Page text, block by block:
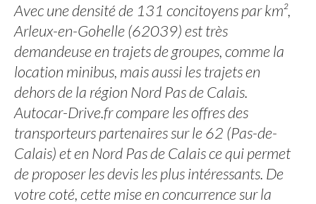
Avec une densité de 131 concitoyens par km²,
Arleux-en-Gohelle (62039) est très
demandeuse en trajets de groupes, comme la
location minibus, mais aussi les trajets en
dehors de la région Nord Pas de Calais.
Autocar-Drive.fr compare les offres des
transporteurs partenaires sur le 62 (Pas-de-
Calais) et en Nord Pas de Calais ce qui permet
de proposer les devis les plus intéressants. De
votre coté, cette mise en concurrence sur la